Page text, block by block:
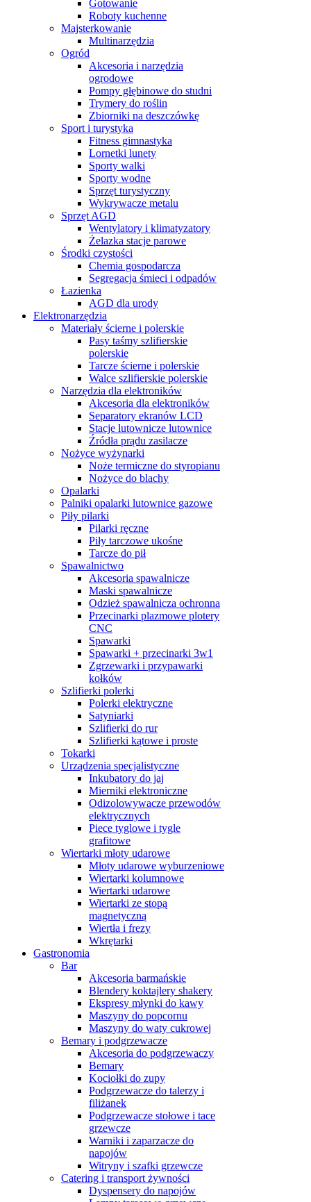
Gotowanie
Roboty kuchenne
Majsterkowanie
Multinarzędzia
Ogród
Akcesoria i narzędzia
ogrodowe
Pompy głębinowe do studni
Trymery do roślin
Zbiorniki na deszczówkę
Sport i turystyka
Fitness gimnastyka
Lornetki lunety
Sporty walki
Sporty wodne
Sprzęt turystyczny
Wykrywacze metalu
Sprzęt AGD
Wentylatory i klimatyzatory
Żelazka stacje parowe
Środki czystości
Chemia gospodarcza
Segregacja śmieci i odpadów
Łazienka
AGD dla urody
Elektronarzędzia
Materiały ścierne i polerskie
Pasy taśmy szlifierskie
polerskie
Tarcze ścierne i polerskie
Walce szlifierskie polerskie
Narzędzia dla elektroników
Akcesoria dla elektroników
Separatory ekranów LCD
Stacje lutownicze lutownice
Źródła prądu zasilacze
Nożyce wyżynarki
Noże termiczne do styropianu
Nożyce do blachy
Opalarki
Palniki opalarki lutownice gazowe
Piły pilarki
Pilarki ręczne
Piły tarczowe ukośne
Tarcze do pił
Spawalnictwo
Akcesoria spawalnicze
Maski spawalnicze
Odzież spawalnicza ochronna
Przecinarki plazmowe plotery
CNC
Spawarki
Spawarki + przecinarki 3w1
Zgrzewarki i przypawarki
kołków
Szlifierki polerki
Polerki elektryczne
Satyniarki
Szlifierki do rur
Szlifierki kątowe i proste
Tokarki
Urządzenia specjalistyczne
Inkubatory do jaj
Mierniki elektroniczne
Odizolowywacze przewodów
elektrycznych
Piece tyglowe i tygle
grafitowe
Wiertarki młoty udarowe
Młoty udarowe wyburzeniowe
Wiertarki kolumnowe
Wiertarki udarowe
Wiertarki ze stopą
magnetyczną
Wiertła i frezy
Wkrętarki
Gastronomia
Bar
Akcesoria barmańskie
Blendery koktajlery shakery
Ekspresy młynki do kawy
Maszyny do popcornu
Maszyny do waty cukrowej
Bemary i podgrzewacze
Akcesoria do podgrzewaczy
Bemary
Kociołki do zupy
Podgrzewacze do talerzy i
filiżanek
Podgrzewacze stołowe i tace
grzewcze
Warniki i zaparzacze do
napojów
Witryny i szafki grzewcze
Catering i transport żywności
Dyspensery do napojów